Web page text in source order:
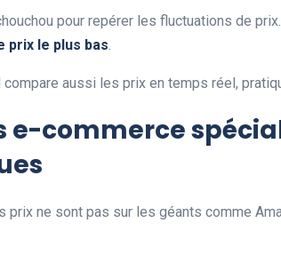
pour repérer les fluctuations de
prix le plus bas.
compare aussi les prix en temps réel,
e-commerce
prix ne sont pas sur les géants comme